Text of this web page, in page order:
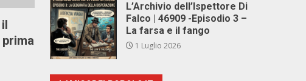
L’Archivio dell’Ispettore Di
Falco | 46909 -Episodio 3 –
La farsa e il fango
1 Luglio 2026